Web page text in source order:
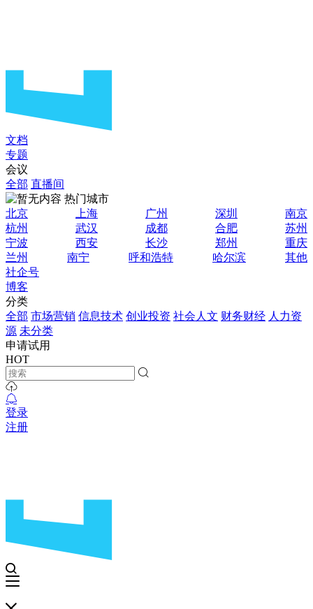
文档
专题
会议
全部 直播间
热门城市
北京
上海 广州 深圳
南京
杭州
武汉 成都 合肥
苏州
宁波
西安 长沙 郑州
重庆
兰州
南宁 呼和浩特 哈尔滨
其他
社企号
博客
分类
全部 市场营销 信息技术 创业投资 社会人文 财务财经 人力资
源 未分类
申请试用
HOT
登录
注册